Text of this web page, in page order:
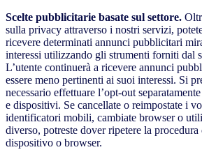
Scelte pubblicitarie basate sul settore.
sulla privacy attraverso i nostri servizi,
ricevere determinati annunci pubblicitari
interessi utilizzando gli strumenti forniti dal
L’utente continuerà a ricevere annunci
essere meno pertinenti ai suoi interessi. Si
necessario effettuare l’opt-out
e dispositivi. Se cancellate o reimpostate i
identificatori mobili, cambiate browser o
diverso, potreste dover ripetere la
dispositivo o browser.